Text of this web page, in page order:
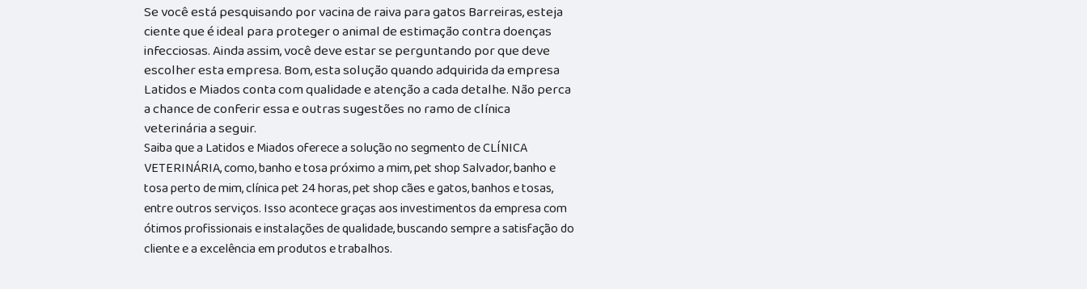
Se você está pesquisando por vacina de raiva para gatos Barreiras, esteja
ciente que é ideal para proteger o animal de estimação contra doenças
infecciosas. Ainda assim, você deve estar se perguntando por que deve
escolher esta empresa. Bom, esta solução quando adquirida da empresa
Latidos e Miados conta com qualidade e atenção a cada detalhe. Não perca
a chance de conferir essa e outras sugestões no ramo de clínica
veterinária a seguir.
Saiba que a Latidos e Miados oferece a solução no segmento de CLÍNICA
VETERINÁRIA, como, banho e tosa próximo a mim, pet shop Salvador, banho e
tosa perto de mim, clínica pet 24 horas, pet shop cães e gatos, banhos e tosas,
entre outros serviços. Isso acontece graças aos investimentos da empresa com
ótimos profissionais e instalações de qualidade, buscando sempre a satisfação do
cliente e a excelência em produtos e trabalhos.